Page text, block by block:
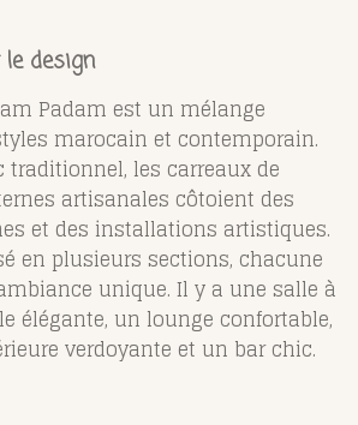
design
Padam est un mélange
marocain et contemporain.
traditionnel, les carreaux de
artisanales côtoient des
et des installations artistiques.
en plusieurs sections, chacune
unique. Il y a une salle à
élégante, un lounge confortable,
verdoyante et un bar chic.